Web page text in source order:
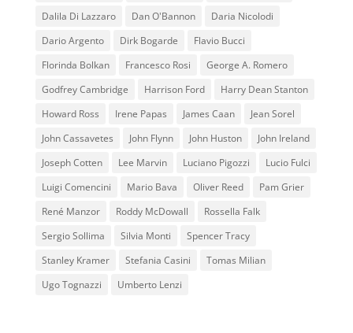
Dalila Di Lazzaro
Dan O'Bannon
Daria Nicolodi
Dario Argento
Dirk Bogarde
Flavio Bucci
Florinda Bolkan
Francesco Rosi
George A. Romero
Godfrey Cambridge
Harrison Ford
Harry Dean Stanton
Howard Ross
Irene Papas James Caan
Jean Sorel
John Cassavetes
John Flynn John Huston
John Ireland
Joseph Cotten
Lee Marvin Luciano Pigozzi
Lucio Fulci
Luigi Comencini
Mario Bava Oliver Reed
Pam Grier
René Manzor
Roddy McDowall
Rossella Falk
Sergio Sollima
Silvia Monti
Spencer Tracy
Stanley Kramer
Stefania Casini
Tomas Milian
Ugo Tognazzi
Umberto Lenzi